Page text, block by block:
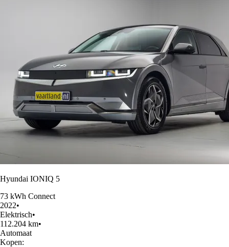
Hyundai IONIQ 5
73 kWh Connect
2022•
Elektrisch•
112.204 km•
Automaat
Kopen: